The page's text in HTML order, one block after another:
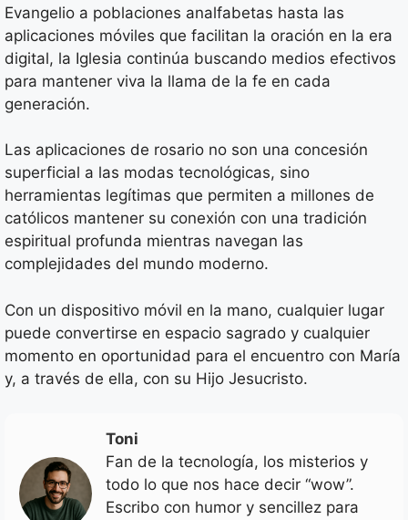
Evangelio a poblaciones analfabetas hasta las
aplicaciones móviles que facilitan la oración en la era
digital, la Iglesia continúa buscando medios efectivos
para mantener viva la llama de la fe en cada
generación.
Las aplicaciones de rosario no son una concesión
superficial a las modas tecnológicas, sino
herramientas legítimas que permiten a millones de
católicos mantener su conexión con una tradición
espiritual profunda mientras navegan las
complejidades del mundo moderno.
Con un dispositivo móvil en la mano, cualquier lugar
puede convertirse en espacio sagrado y cualquier
momento en oportunidad para el encuentro con María
y, a través de ella, con su Hijo Jesucristo.
Toni
Fan de la tecnología, los misterios y
todo lo que nos hace decir “wow”.
Escribo con humor y sencillez para